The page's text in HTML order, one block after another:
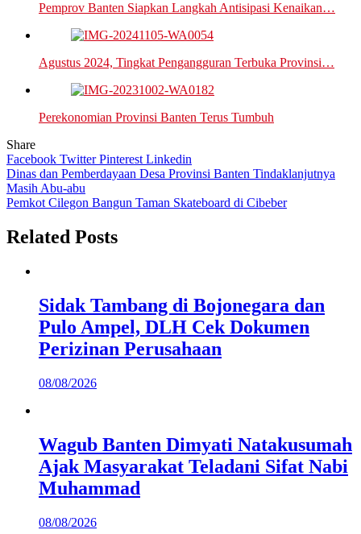
Pemprov Banten Siapkan Langkah Antisipasi Kenaikan…
Agustus 2024, Tingkat Pengangguran Terbuka Provinsi…
Perekonomian Provinsi Banten Terus Tumbuh
Share
Facebook TwitterPinterest Linkedin
Navigasi
pos
Dinas dan Pemberdayaan Desa Provinsi Banten Tindaklanjutnya
Masih Abu-abu
Pemkot Cilegon Bangun Taman Skateboard di Cibeber
Related Posts
Sidak Tambang di Bojonegara dan
Pulo Ampel, DLH Cek Dokumen
Perizinan Perusahaan
08/08/2026
Wagub Banten Dimyati Natakusumah
Ajak Masyarakat Teladani Sifat Nabi
Muhammad
08/08/2026